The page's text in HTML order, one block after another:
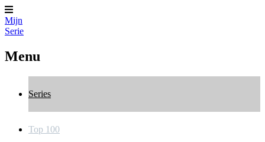
Mijn
Serie
Menu
Series
Top 100